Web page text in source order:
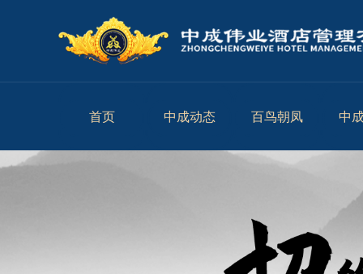
首页 中成动态 百鸟朝凤 中